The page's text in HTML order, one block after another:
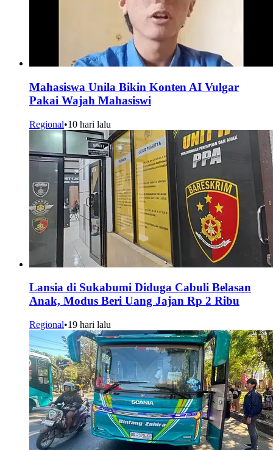
Mahasiswa Unila Bikin Konten AI Vulgar
Pakai Wajah Mahasiswi
Regional•10 hari lalu
Lansia di Sukabumi Diduga Cabuli Belasan
Anak, Modus Beri Uang Jajan Rp 2 Ribu
Regional•19 hari lalu